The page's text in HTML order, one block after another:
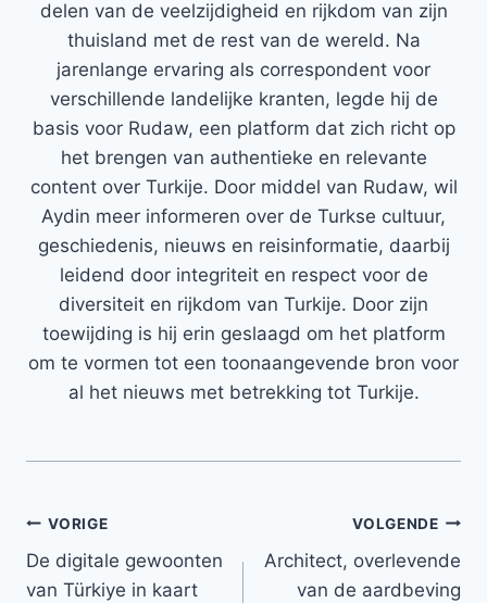
delen van de veelzijdigheid en rijkdom van zijn
thuisland met de rest van de wereld. Na
jarenlange ervaring als correspondent voor
verschillende landelijke kranten, legde hij de
basis voor Rudaw, een platform dat zich richt op
het brengen van authentieke en relevante
content over Turkije. Door middel van Rudaw, wil
Aydin meer informeren over de Turkse cultuur,
geschiedenis, nieuws en reisinformatie, daarbij
leidend door integriteit en respect voor de
diversiteit en rijkdom van Turkije. Door zijn
toewijding is hij erin geslaagd om het platform
om te vormen tot een toonaangevende bron voor
al het nieuws met betrekking tot Turkije.
Bericht
navigatie
VORIGE
De digitale gewoonten
van Türkiye in kaart
VOLGENDE
Architect, overlevende
van de aardbeving